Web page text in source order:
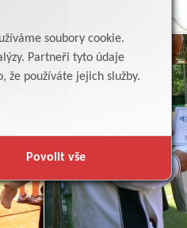
soubory cookie.
Partneři tyto údaje
že používáte jejich služby.
Povolit vše